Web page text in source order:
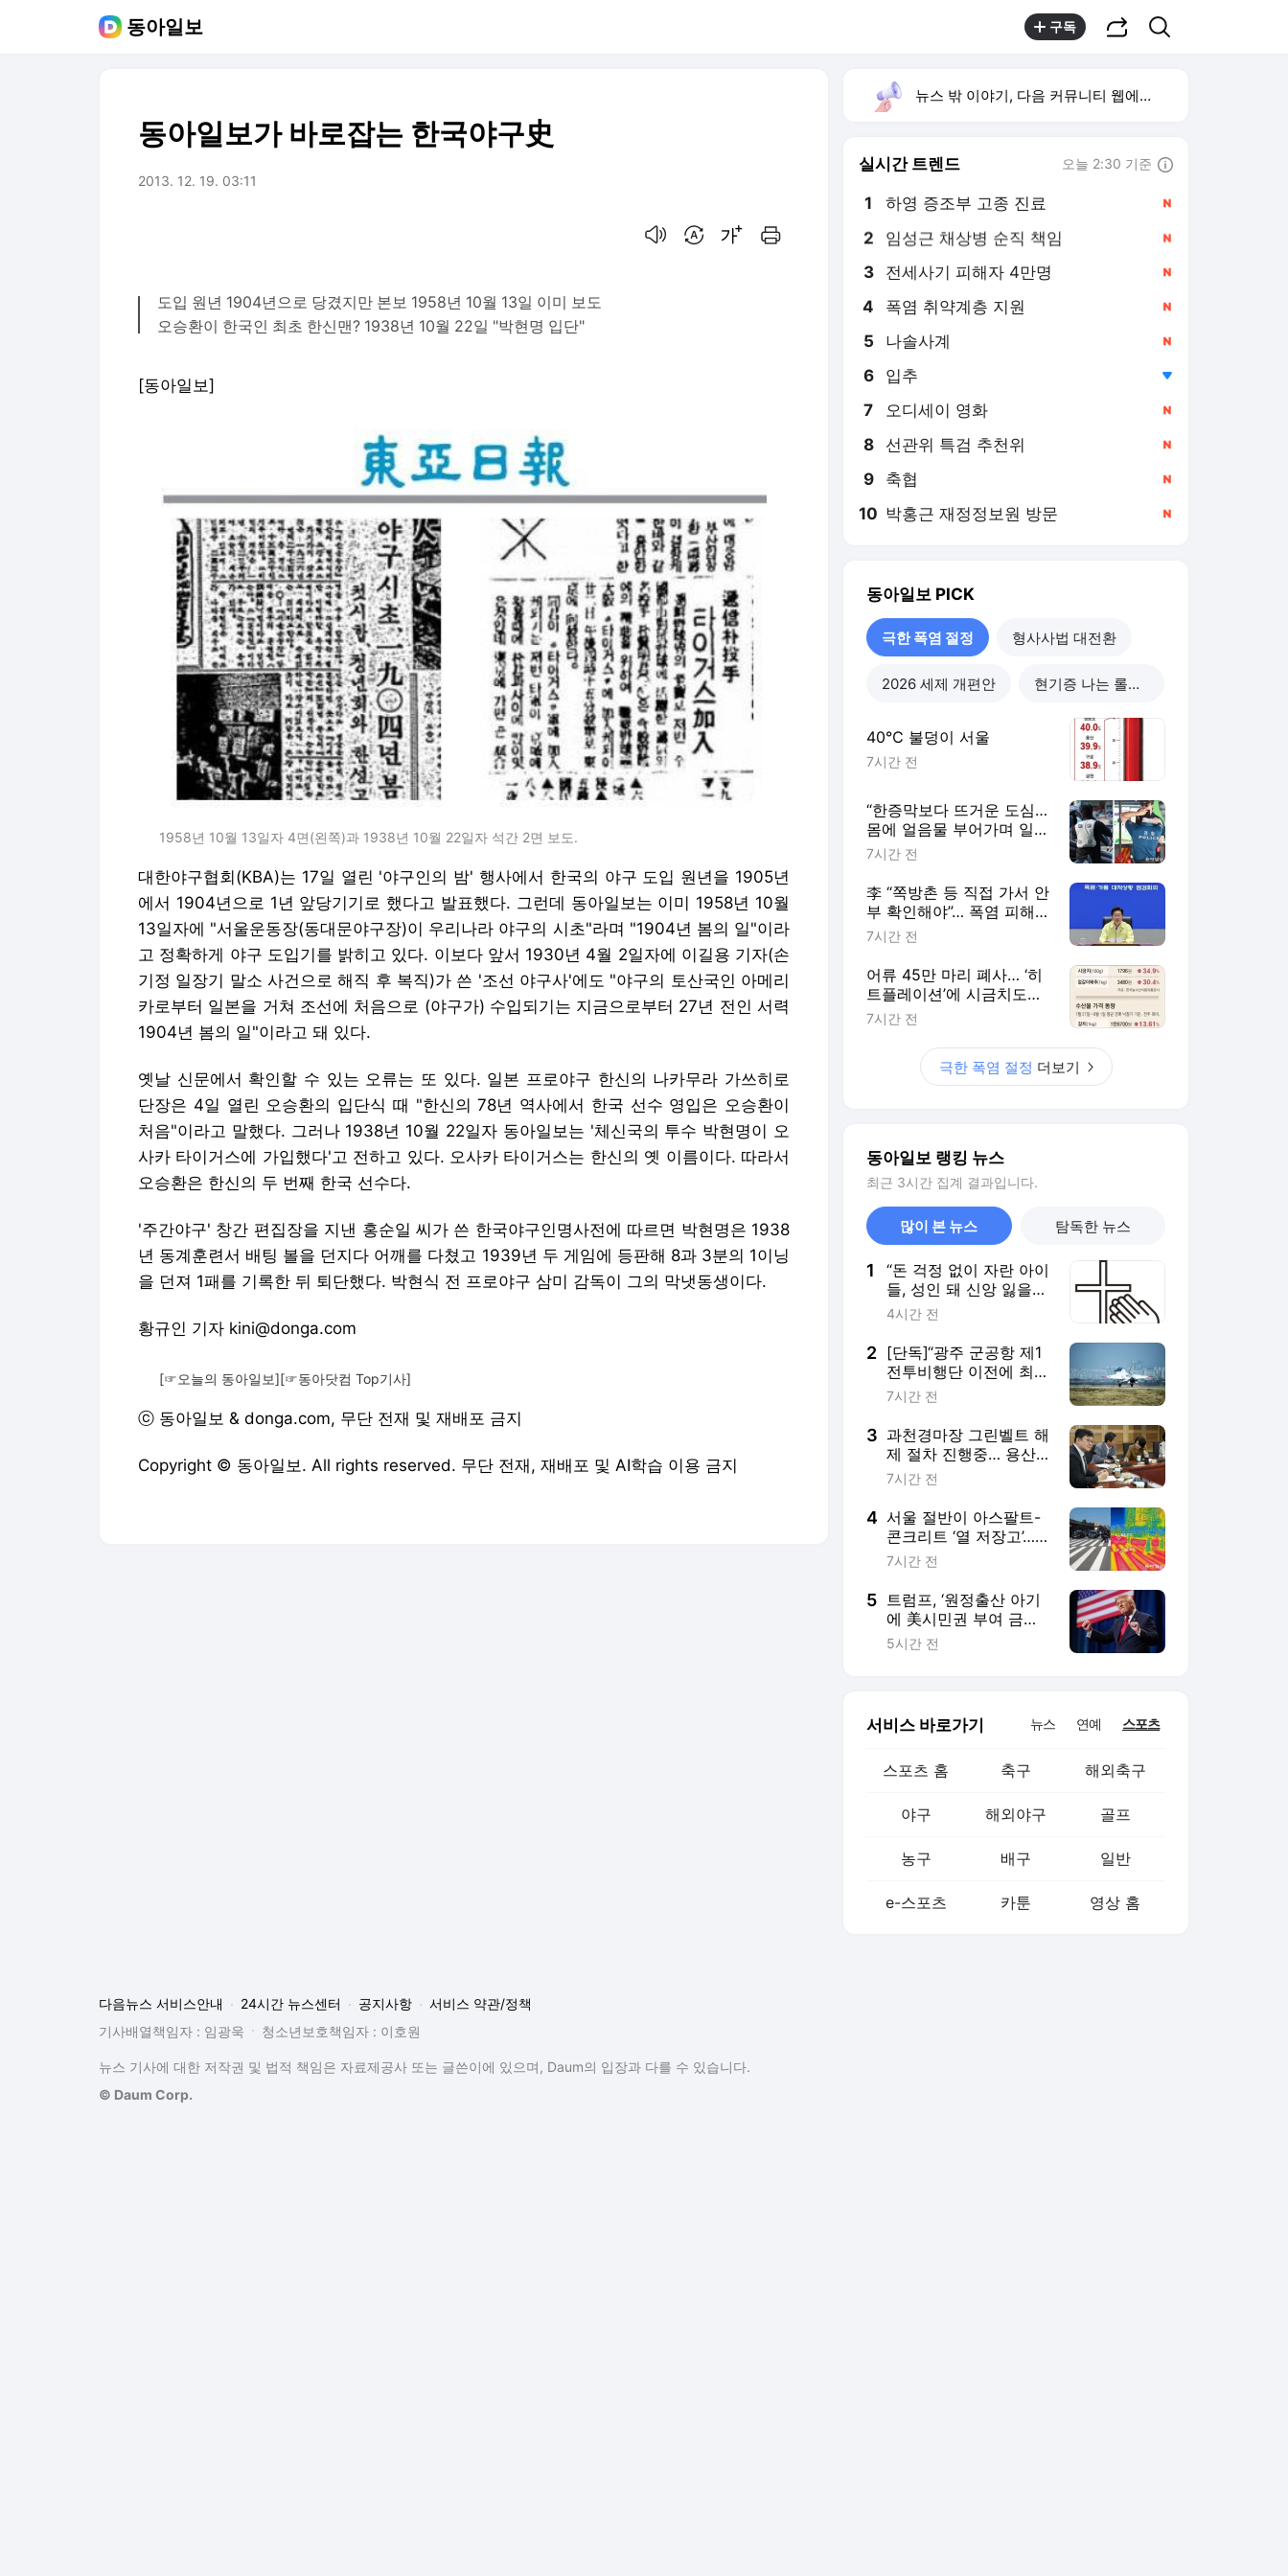
동아일보 구독
동아일보가 바로잡는 한국야구史
2013. 12. 19. 03:11
도입 원년 1904년으로 당겼지만 본보 1958년 10월 13일 이미 보도
오승환이 한국인 최초 한신맨? 1938년 10월 22일 "박현명 입단"
[동아일보]
1958년 10월 13일자 4면(왼쪽)과 1938년 10월 22일자 석간 2면 보도.
대한야구협회(KBA)는 17일 열린 '야구인의 밤' 행사에서 한국의 야구 도입 원년을 1905년
에서 1904년으로 1년 앞당기기로 했다고 발표했다. 그런데 동아일보는 이미 1958년 10월
13일자에 "서울운동장(동대문야구장)이 우리나라 야구의 시초"라며 "1904년 봄의 일"이라
고 정확하게 야구 도입기를 밝히고 있다. 이보다 앞서 1930년 4월 2일자에 이길용 기자(손
기정 일장기 말소 사건으로 해직 후 복직)가 쓴 '조선 야구사'에도 "야구의 토산국인 아메리
카로부터 일본을 거쳐 조선에 처음으로 (야구가) 수입되기는 지금으로부터 27년 전인 서력
1904년 봄의 일"이라고 돼 있다.
옛날 신문에서 확인할 수 있는 오류는 또 있다. 일본 프로야구 한신의 나카무라 가쓰히로
단장은 4일 열린 오승환의 입단식 때 "한신의 78년 역사에서 한국 선수 영입은 오승환이
처음"이라고 말했다. 그러나 1938년 10월 22일자 동아일보는 '체신국의 투수 박현명이 오
사카 타이거스에 가입했다'고 전하고 있다. 오사카 타이거스는 한신의 옛 이름이다. 따라서
오승환은 한신의 두 번째 한국 선수다.
'주간야구' 창간 편집장을 지낸 홍순일 씨가 쓴 한국야구인명사전에 따르면 박현명은 1938
년 동계훈련서 배팅 볼을 던지다 어깨를 다쳤고 1939년 두 게임에 등판해 8과 3분의 1이닝
을 던져 1패를 기록한 뒤 퇴단했다. 박현식 전 프로야구 삼미 감독이 그의 막냇동생이다.
황규인 기자 kini@donga.com
[☞오늘의 동아일보][☞동아닷컴 Top기사]
ⓒ 동아일보 & donga.com, 무단 전재 및 재배포 금지
Copyright © 동아일보. All rights reserved. 무단 전재, 재배포 및 AI학습 이용 금지
뉴스 밖 이야기, 다음 커뮤니티 웹에서 보기
실시간 트렌드 오늘 2:30 기준
1 하영 증조부 고종 진료
2 임성근 채상병 순직 책임
3 전세사기 피해자 4만명
4 폭염 취약계층 지원
5 나솔사계
6 입추
7 오디세이 영화
8 선관위 특검 추천위
9 축협
10 박홍근 재정정보원 방문
동아일보 PICK
극한 폭염 절정 형사사법 대전환
2026 세제 개편안 현기증 나는 롤러코스피
40℃ 불덩이 서울
7시간 전
“한증막보다 뜨거운 도심…
몸에 얼음물 부어가며 일
해”
7시간 전
李 “쪽방촌 등 직접 가서 안
부 확인해야”… 폭염 피해
최소화에 행정력 총동원 주
7시간 전
어류 45만 마리 폐사… ‘히
트플레이션’에 시금치도
111% 폭등
7시간 전
극한 폭염 절정 더보기
동아일보 랭킹 뉴스
최근 3시간 집계 결과입니다.
많이 본 뉴스 탐독한 뉴스
1
“돈 걱정 없이 자란 아이
들, 성인 돼 신앙 잃을
가능성 더 높았다”…10
4시간 전
2 [단독]“광주 군공항 제1
전투비행단 이전에 최소
3년 걸릴듯”
7시간 전
3 과천경마장 그린벨트 해
제 절차 진행중… 용산
등 서울은 진통
7시간 전
4 서울 절반이 아스팔트-
콘크리트 ‘열 저장고’…
난로처럼 공기 데워
7시간 전
5 트럼프, ‘원정출산 아기
에 美시민권 부여 금지’
행정명령 서명
5시간 전
서비스 바로가기 뉴스 연예 스포츠
스포츠 홈 축구 해외축구
야구 해외야구 골프
농구 배구 일반
e-스포츠 카툰 영상 홈
다음뉴스 서비스안내 24시간 뉴스센터 공지사항
서비스 약관/정책
기사배열책임자 : 임광욱
청소년보호책임자 : 이호원
뉴스 기사에 대한 저작권 및 법적 책임은 자료제공사 또는 글쓴이에 있으며, Daum의 입장과 다를 수 있습니다.
© Daum Corp.